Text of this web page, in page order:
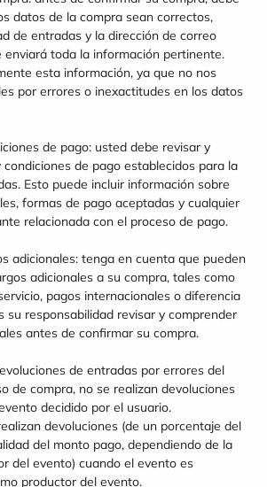
datos de la compra sean correctos,
de entradas y la dirección de correo
enviará toda la información pertinente.
esta información, ya que no nos
por errores o inexactitudes en los datos
de pago: usted debe revisar y
de pago establecidos para la
Esto puede incluir información sobre
formas de pago aceptadas y cualquier
relacionada con el proceso de pago.
adicionales: tenga en cuenta que pueden
adicionales a su compra, tales como
pagos internacionales o diferencia
su responsabilidad revisar y comprender
antes de confirmar su compra.
de entradas por errores del
de compra, no se realizan devoluciones
decidido por el usuario.
devoluciones (de un porcentaje del
del monto pago, dependiendo de la
del evento) cuando el evento es
productor del evento.